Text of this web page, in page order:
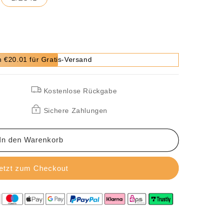
€20.01 für Gratis-Versand
Kostenlose Rückgabe
Sichere Zahlungen
In den Warenkorb
zum Checkout